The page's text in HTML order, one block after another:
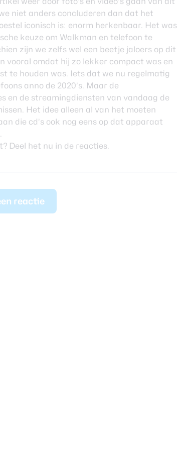
niet anders concluderen dan dat het
iconisch is: enorm herkenbaar. Het was
keuze om Walkman en telefoon te
zijn we zelfs wel een beetje jaloers op dit
vooral omdat hij zo lekker compact was en
te houden was. Iets dat we nu regelmatig
anno de 2020’s. Maar de
en de streamingdiensten van vandaag de
Het idee alleen al van het moeten
die cd’s ook nog eens op dat apparaat
Deel het nu in de reacties.
reactie